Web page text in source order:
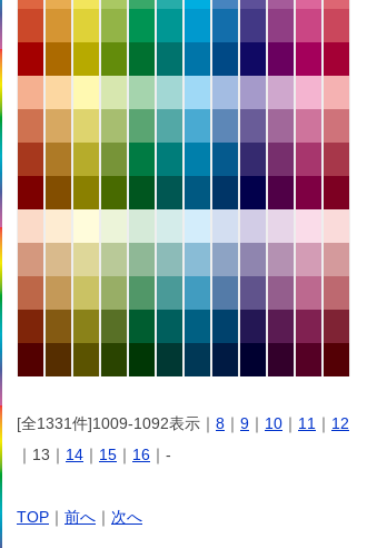
[全1331件]1009-1092表示｜ 8 ｜ 9 ｜ 10 ｜ 11 ｜ 12
｜13｜ 14 ｜ 15 ｜ 16 ｜-
TOP ｜ 前へ ｜ 次へ